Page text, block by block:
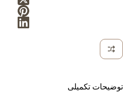
توضیحات تکمیلی